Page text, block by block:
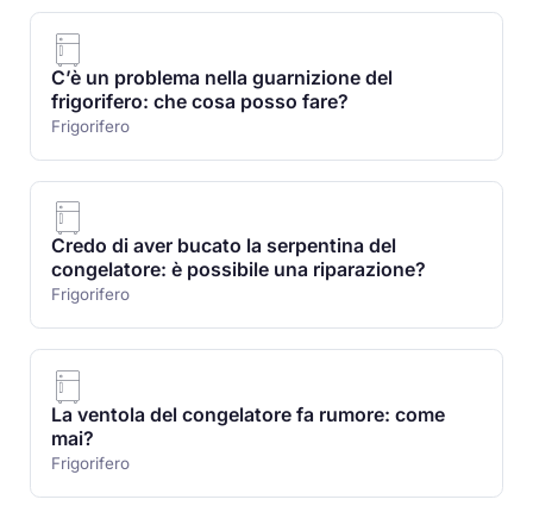
C’è un problema nella guarnizione del
frigorifero: che cosa posso fare?
Frigorifero
Credo di aver bucato la serpentina del
congelatore: è possibile una riparazione?
Frigorifero
La ventola del congelatore fa rumore: come
mai?
Frigorifero